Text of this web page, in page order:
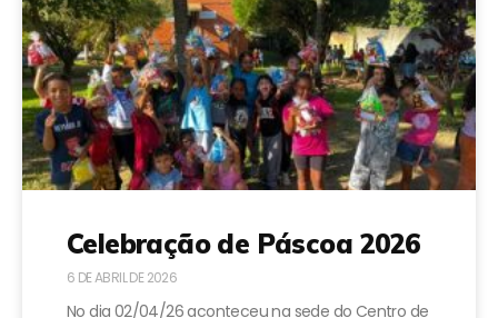
Celebração de Páscoa 2026
6 DE ABRIL DE 2026
No dia 02/04/26 aconteceu na sede do Centro de